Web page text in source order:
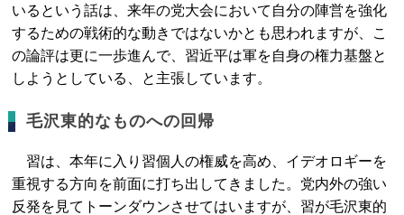
いるという話は、来年の党大会において自分の陣営を強化
するための戦術的な動きではないかとも思われますが、こ
の論評は更に一歩進んで、習近平は軍を自身の権力基盤と
しようとしている、と主張しています。
毛沢東的なものへの回帰
習は、本年に入り習個人の権威を高め、イデオロギーを
重視する方向を前面に打ち出してきました。党内外の強い
反発を見てトーンダウンさせてはいますが、習が毛沢東的